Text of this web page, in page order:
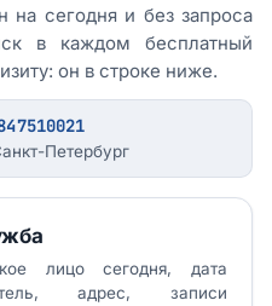
на сегодня и без запроса
в каждом бесплатный
он в строке ниже.
Петербург
лицо сегодня, дата
адрес, записи